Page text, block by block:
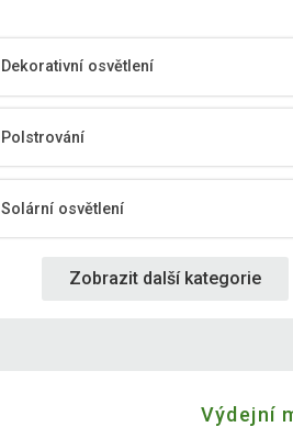
Dekorativní osvětlení
Polstrování
Solární osvětlení
Zobrazit další kategorie
Výdejní